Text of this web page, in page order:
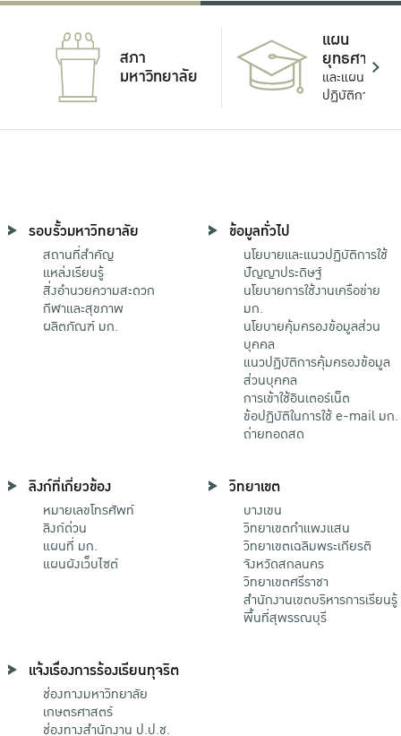
สภา
มหาวิทยาลัย
แผน
ยุทธศาสตร์
และแผน
ปฏิบัติการ
รอบรั้วมหาวิทยาลัย
สถานที่สำคัญ
แหล่งเรียนรู้
สิ่งอำนวยความสะดวก
กีฬาและสุขภาพ
ผลิตภัณฑ์ มก.
ข้อมูลทั่วไป
นโยบายและแนวปฏิบัติการใช้
ปัญญาประดิษฐ์
นโยบายการใช้งานเครือข่าย
มก.
นโยบายคุ้มครองข้อมูลส่วน
บุคคล
แนวปฏิบัติการคุ้มครองข้อมูล
ส่วนบุคคล
การเข้าใช้อินเตอร์เน็ต
ข้อปฏิบัติในการใช้ e-mail มก.
ถ่ายทอดสด
ลิงก์ที่เกี่ยวข้อง
หมายเลขโทรศัพท์
ลิงก์ด่วน
แผนที่ มก.
แผนผังเว็บไซต์
วิทยาเขต
บางเขน
วิทยาเขตกําแพงแสน
วิทยาเขตเฉลิมพระเกียรติ
จังหวัดสกลนคร
วิทยาเขตศรีราชา
สำนักงานเขตบริหารการเรียนรู้
พื้นที่สุพรรณบุรี
แจ้งเรื่องการร้องเรียนทุจริต
ช่องทางมหาวิทยาลัย
เกษตรศาสตร์
ช่องทางสำนักงาน ป.ป.ช.